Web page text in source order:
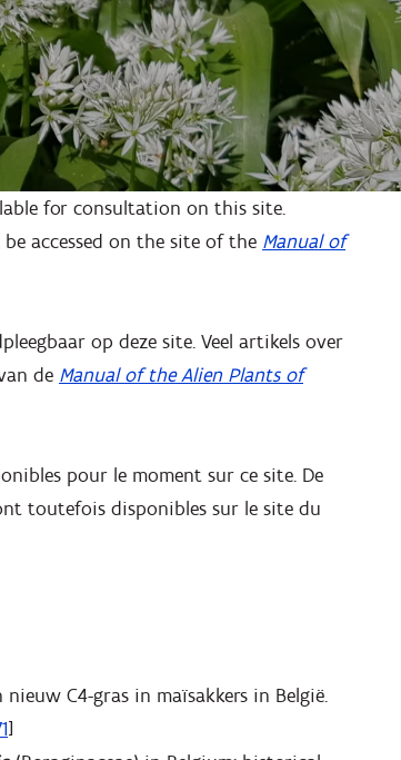
for consultation on this site.
accessed on the site of the Manual of
op deze site. Veel artikels over
de Manual of the Alien Plants of
pour le moment sur ce site. De
toutefois disponibles sur le site du
nieuw C4-gras in maïsakkers in België.
]